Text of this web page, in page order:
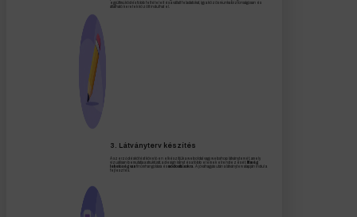
együttműködés főbb feltételeit és a vállalt feladatokat, így a közös munka biztonságosan és
átlátható keretek között indulhat el.
3. Látványterv készítés
A szerződéskötést követően elkészítjük a weboldal vagy webshop látványtervét, amely
vizuálisan bemutatja a struktúrát, a design irányt és a főbb elemek elrendezését.
Itt még
lehetőség van finomhangolásra és módosításokra . A jóváhagyás után a látványterv alapján indul a
fejlesztés.